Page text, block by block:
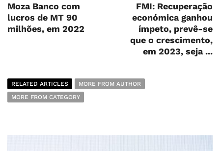
Moza Banco com
lucros de MT 90
milhões, em 2022
FMI: Recuperação
económica ganhou
ímpeto, prevê-se
que o crescimento,
em 2023, seja ...
RELATED ARTICLES
MORE FROM AUTHOR
MORE FROM CATEGORY